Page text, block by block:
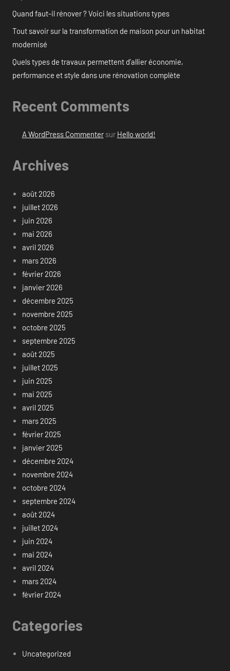
Quand faut-il rénover ? Voici les situations types
Tout savoir sur la transformation de maison pour un habitat
modernisé
Quels types de travaux permettent d’allier économie,
performance et style dans une rénovation complète
Recent Comments
A WordPress Commentersur Hello world!
Archives
août 2026
juillet 2026
juin 2026
mai 2026
avril 2026
mars 2026
février 2026
janvier 2026
décembre 2025
novembre 2025
octobre 2025
septembre 2025
août 2025
juillet 2025
juin 2025
mai 2025
avril 2025
mars 2025
février 2025
janvier 2025
décembre 2024
novembre 2024
octobre 2024
septembre 2024
août 2024
juillet 2024
juin 2024
mai 2024
avril 2024
mars 2024
février 2024
Categories
Uncategorized